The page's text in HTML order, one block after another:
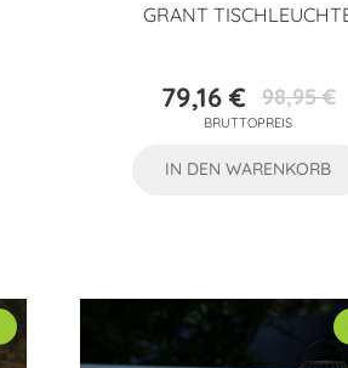
GRANT
Preis
79,16 € 98,95 €
BRUTTOPREIS
IN DEN WARENKORB